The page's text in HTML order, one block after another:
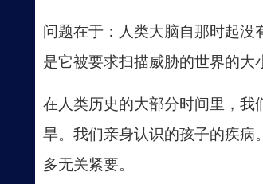
问题在于：人类大脑自那时起
是它被要求扫描威胁的世界的大
在人类历史的大部分时间里，我
旱。我们亲身认识的孩子的疾病
多无关紧要。